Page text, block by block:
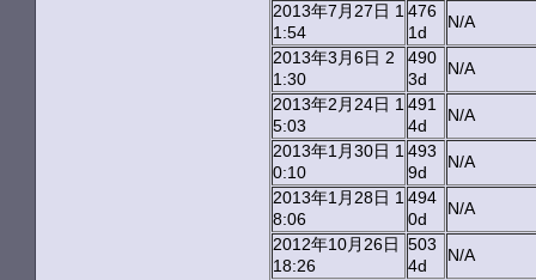
2013年7月27日 1
1:54
476
1d
N/A
2013年3月6日 2
1:30
490
3d
N/A
2013年2月24日 1
5:03
491
4d
N/A
2013年1月30日 1
0:10
493
9d
N/A
2013年1月28日 1
8:06
494
0d
N/A
2012年10月26日
18:26
503
4d
N/A